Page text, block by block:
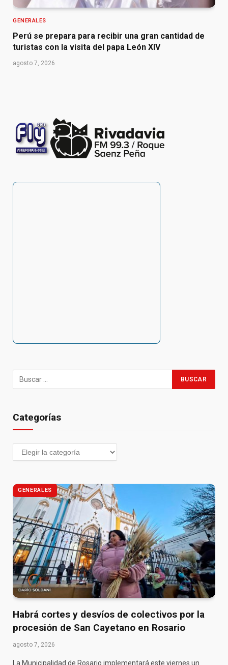
GENERALES
Perú se prepara para recibir una gran cantidad de
turistas con la visita del papa León XIV
agosto 7, 2026
Categorías
GENERALES
Habrá cortes y desvíos de colectivos por la
procesión de San Cayetano en Rosario
agosto 7, 2026
La Municipalidad de Rosario implementará este viernes un